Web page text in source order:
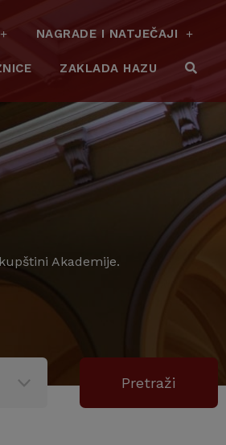
NAGRADE I NATJEČAJI
ZAKLADA HAZU
Akademije.